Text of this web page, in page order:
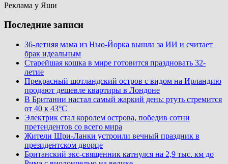
Реклама у Яши
Последние записи
36-летняя мама из Нью-Йорка вышла за ИИ и считает
брак идеальным
Старейшая кошка в мире готовится праздновать 32-
летие
Прекрасный шотландский остров с видом на Ирландию
продают дешевле квартиры в Лондоне
В Британии настал самый жаркий день: ртуть стремится
от 40 к 43°C
Электрик стал королем острова, победив сотни
претендентов со всего мира
Жители Шри-Ланки устроили вечный праздник в
президентском дворце
Британский экс-священник катнулся на 2,9 тыс. км до